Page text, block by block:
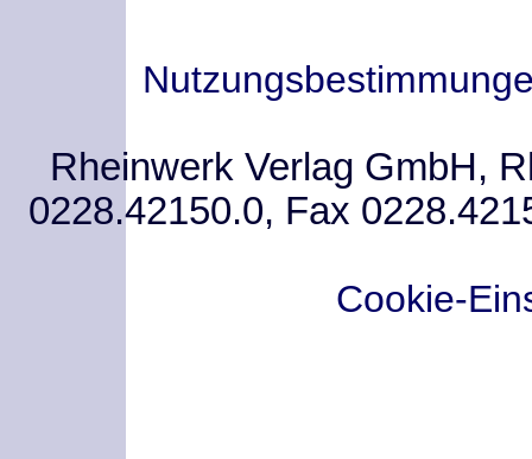
Rheinwerk Verlag GmbH,
0228.42150.0, Fax
Cookie-